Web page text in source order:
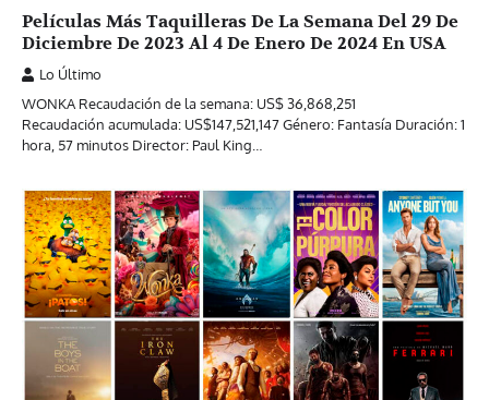
Películas Más Taquilleras De La Semana Del 29 De
Diciembre De 2023 Al 4 De Enero De 2024 En USA
Lo Último
WONKA Recaudación de la semana: US$ 36,868,251
Recaudación acumulada: US$147,521,147 Género: Fantasía Duración: 1
hora, 57 minutos Director: Paul King…